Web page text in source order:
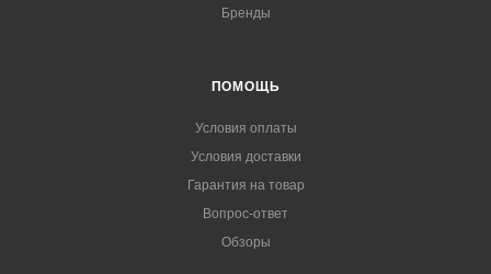
Бренды
ПОМОЩЬ
Условия оплаты
Условия доставки
Гарантия на товар
Вопрос-ответ
Обзоры